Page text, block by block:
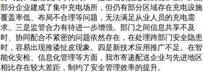
部分企业建成了集中充电场所，但仍有部分区域存在充电设施
覆盖率低、布局不合理等问题，无法满足从业人员的充电需
求。三是监管合力有待进一步增强。部门之间信息共享不及
时、协同配合不紧密的问题依然存在，在处理跨部门安全隐患
时，容易出现推诿扯皮现象。四是新技术应用推广不足。在智
能化安检、信息化管理等方面，我市寄递配送企业与先进地区
相比存在较大差距，制约了安全管理效率的提升。